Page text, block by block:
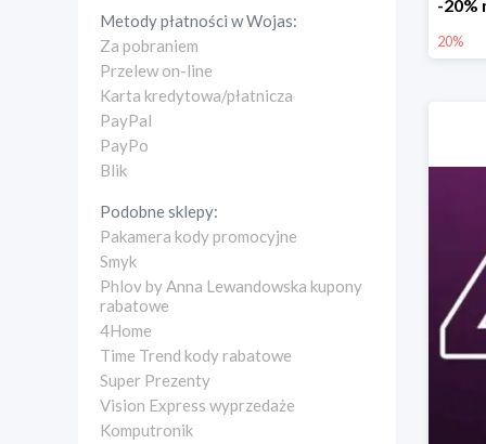
Metody płatności wWojas:
Za pobraniem
Przelew on-line
Karta kredytowa/płatnicza
PayPal
PayPo
Blik
Podobne sklepy:
Pakamera kody promocyjne
Smyk
Phlov by Anna Lewandowska kupony
rabatowe
4Home
Time Trend kody rabatowe
Super Prezenty
Vision Express wyprzedaże
Komputronik
20%